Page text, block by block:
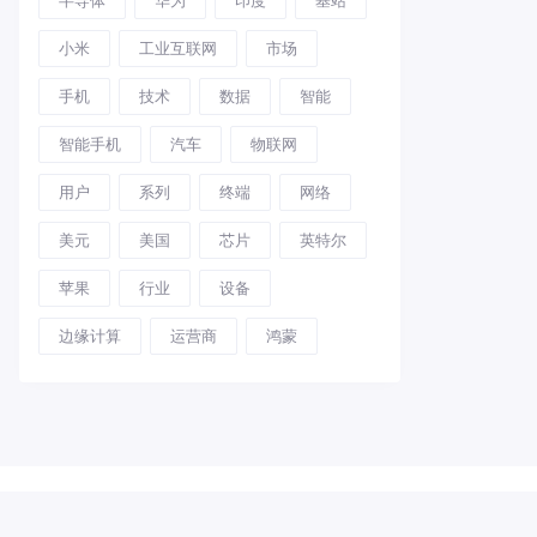
小米 工业互联网 市场
手机 技术 数据 智能
智能手机 汽车 物联网
用户 系列 终端 网络
美元 美国 芯片 英特尔
苹果 行业 设备
边缘计算 运营商 鸿蒙